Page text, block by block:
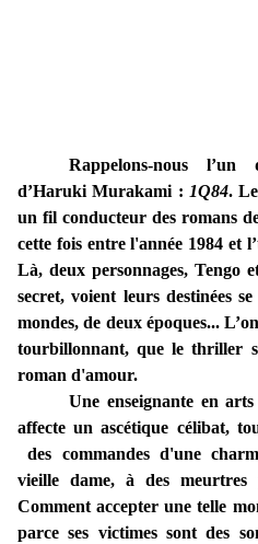
Rappelons-nous
d’Haruki Murakami : 1Q84.
un fil conducteur des romans
cette fois entre l'année 1984 et
Là, deux personnages, Tengo
secret, voient leurs destinées
mondes, de deux époques...
tourbillonnant, que le thriller
roman d'amour.
Une enseignante en
affecte un ascétique célibat,
des commandes d'une
vieille dame, à des meurtres
Comment accepter une telle
parce ses victimes sont des